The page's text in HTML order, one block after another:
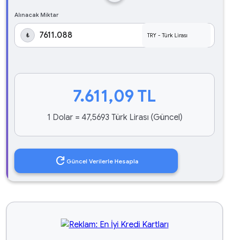
Alınacak Miktar
₺
7.611,09 TL
1 Dolar = 47,5693 Türk Lirası (Güncel)
refresh Güncel Verilerle Hesapla